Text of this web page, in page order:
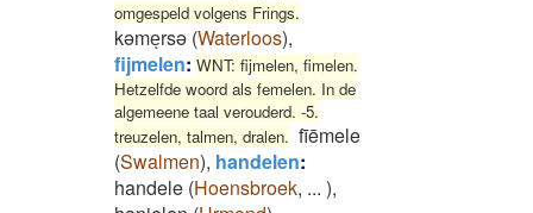
omgespeld volgens Frings.
kəmeͅrsə (Waterloos),
fijmelen: WNT: fijmelen, fimelen.
Hetzelfde woord als femelen. In de
algemeene taal verouderd. -5.
treuzelen, talmen, dralen. fīēmele
(Swalmen), handelen:
handele (Hoensbroek, ... ),